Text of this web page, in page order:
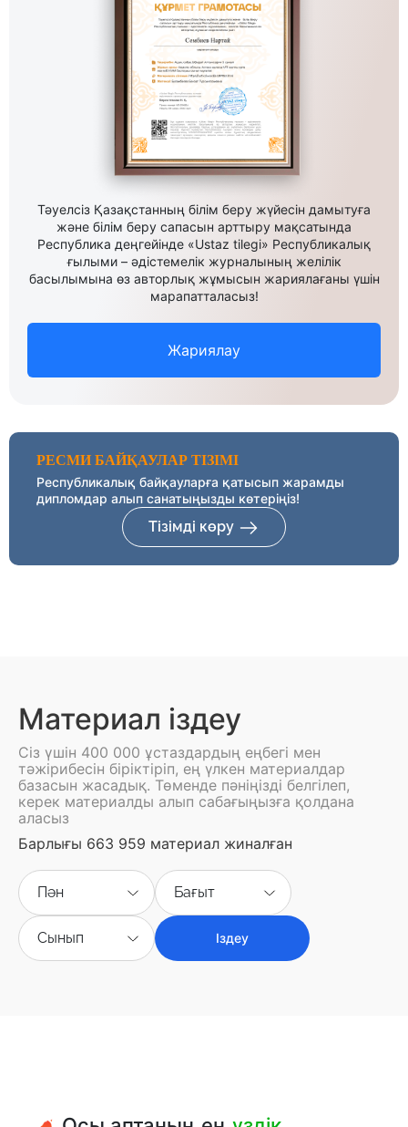
Тәуелсіз Қазақстанның білім беру жүйесін дамытуға
және білім беру сапасын арттыру мақсатында
Республика деңгейінде «Ustaz tilegi» Республикалық
ғылыми – әдістемелік журналының желілік
басылымына өз авторлық жұмысын жариялағаны үшін
марапатталасыз!
Жариялау
РЕСМИ БАЙҚАУЛАР ТІЗІМІ
Республикалық байқауларға қатысып жарамды
дипломдар алып санатыңызды көтеріңіз!
Тізімді көру
Материал іздеу
Сіз үшін 400 000 ұстаздардың еңбегі мен
тәжірибесін біріктіріп, ең үлкен материалдар
базасын жасадық. Төменде пәніңізді белгілеп,
керек материалды алып сабағыңызға қолдана
аласыз
Барлығы 663 959 материал жиналған
Пән Бағыт
Сынып Іздеу